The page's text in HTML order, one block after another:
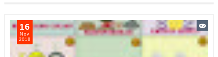
16
Nov
2018